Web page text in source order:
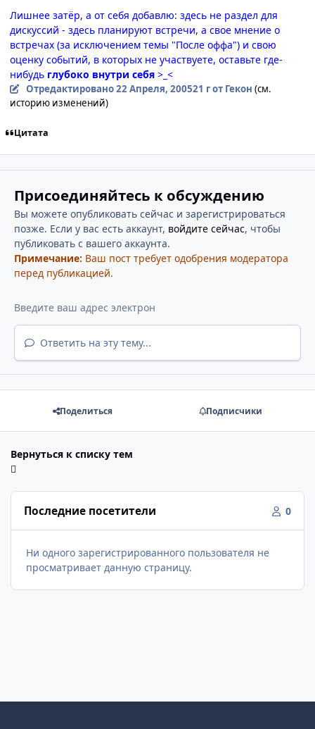
Лишнее затёр, а от себя добавлю: здесь не раздел для
дискуссий - здесь планируют встречи, а свое мнение о
встречах (за исключением темы "После оффа") и свою
оценку событий, в которых не участвуете, оставьте где-
нибудь глубоко внутри себя >_<
Отредактировано22 Апреля, 200521 гот Гекон (см.
историю изменений)
Цитата
Присоединяйтесь к обсуждению
Вы можете опубликовать сейчас и зарегистрироваться
позже. Если у вас есть аккаунт, войдите сейчас, чтобы
публиковать с вашего аккаунта.
Примечание: Ваш пост требует одобрения модератора
перед публикацией.
Ответить на эту тему...
Поделиться Подписчики
Вернуться к списку тем
Последние посетители 0
Ни одного зарегистрированного пользователя не
просматривает данную страницу.